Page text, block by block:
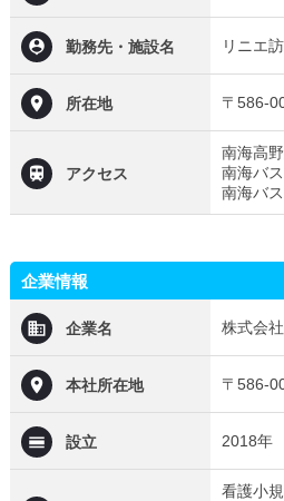
勤務先・施設名 リニエ
所在地 〒586-
アクセス
南海高
南海バ
南海バ
企業情報
企業名 株式会
本社所在地 〒586-
設立 2018年
看護小